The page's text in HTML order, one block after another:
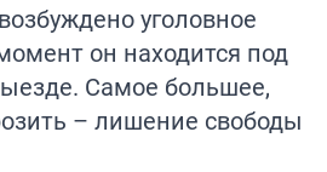
уголовное
он находится под
Самое большее,
– лишение свободы